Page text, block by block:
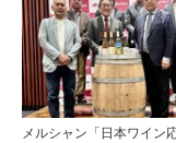
メルシャン「日本ワイン